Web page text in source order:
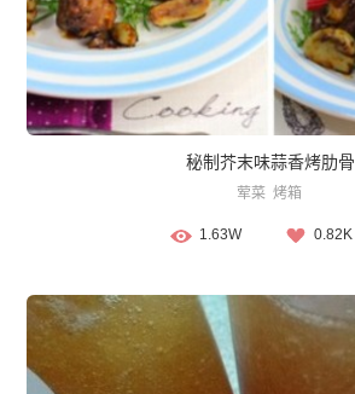
秘制芥末味蒜香烤肋骨
荤菜 烤箱
1.63W 0.82K